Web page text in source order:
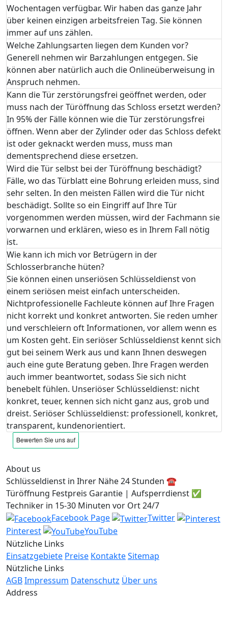
Wochentagen verfügbar. Wir haben das ganze Jahr
über keinen einzigen arbeitsfreien Tag. Sie können
immer auf uns zählen.
Welche Zahlungsarten liegen dem Kunden vor?
Generell nehmen wir Barzahlungen entgegen. Sie
können aber natürlich auch die Onlineüberweisung in
Anspruch nehmen.
Kann die Tür zerstörungsfrei geöffnet werden, oder
muss nach der Türöffnung das Schloss ersetzt werden?
In 95% der Fälle können wie die Tür zerstörungsfrei
öffnen. Wenn aber der Zylinder oder das Schloss defekt
ist oder geknackt werden muss, muss man
dementsprechend diese ersetzen.
Wird die Tür selbst bei der Türöffnung beschädigt?
Fälle, wo das Türblatt eine Bohrung erleiden muss, sind
sehr selten. In den meisten Fällen wird die Tür nicht
beschädigt. Sollte so ein Eingriff auf Ihre Tür
vorgenommen werden müssen, wird der Fachmann sie
vorwarnen und erklären, wieso es in Ihrem Fall nötig
ist.
Wie kann ich mich vor Betrügern in der
Schlosserbranche hüten?
Sie können einen unseriösen Schlüsseldienst von
einem seriösen meist einfach unterscheiden.
Nichtprofessionelle Fachleute können auf Ihre Fragen
nicht korrekt und konkret antworten. Sie reden umher
und verschleiern oft Informationen, vor allem wenn es
um Kosten geht. Ein seriöser Schlüsseldienst kennt sich
gut bei seinem Werk aus und kann Ihnen deswegen
auch eine gute Beratung geben. Ihre Fragen werden
auch immer beantwortet, sodass Sie sich nicht
benebelt fühlen. Unseriöser Schlüsseldienst: nicht
konkret, teuer, kennen sich nicht ganz aus, grob und
dreist. Seriöser Schlüsseldienst: professionell, konkret,
transparent, kundenorientiert.
About us
Schlüsseldienst in Ihrer Nähe 24 Stunden ☎️
Türöffnung Festpreis Garantie | Aufsperrdienst ✅
Techniker in 15-30 Minuten vor Ort 24/7
Facebook Page
Twitter
Pinterest
YouTube
Nützliche Links
Einsatzgebiete Preise KontakteSitemap
Nützliche Links
AGBImpressum Datenschutz Über uns
Address